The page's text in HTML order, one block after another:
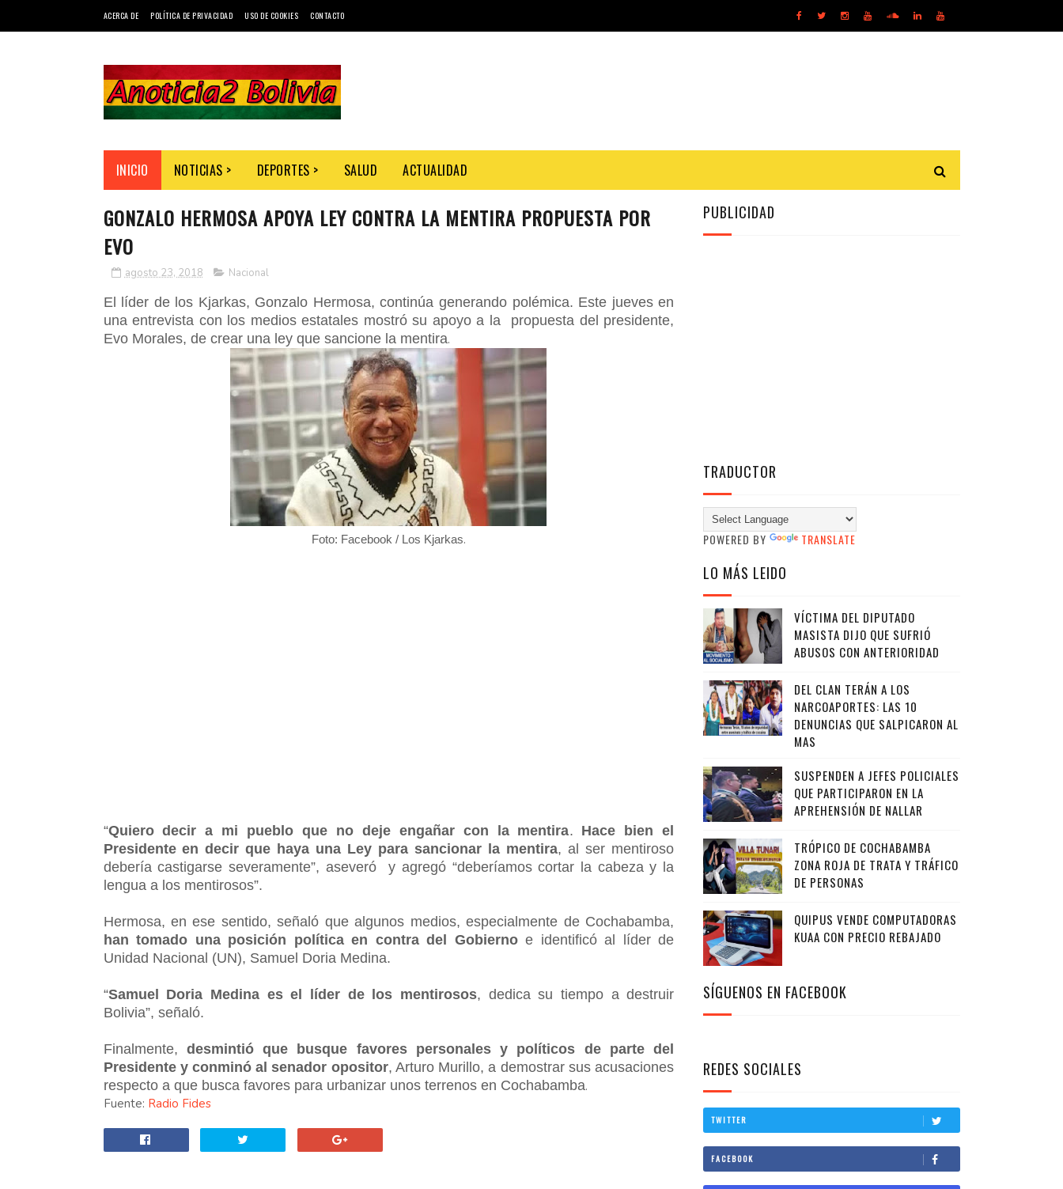
ACERCA DE POLÍTICA DE PRIVACIDAD USO DE COOKIES CONTACTO
INICIO NOTICIAS > DEPORTES > SALUD ACTUALIDAD
GONZALO HERMOSA APOYA LEY CONTRA LA MENTIRA PROPUESTA POR
EVO
agosto 23, 2018 Nacional
El líder de los Kjarkas, Gonzalo Hermosa, continúa generando polémica. Este jueves en
una entrevista con los medios estatales mostró su apoyo a la propuesta del presidente,
Evo Morales, de crear una ley que sancione la mentira.
Foto: Facebook / Los Kjarkas.
“Quiero decir a mi pueblo que no deje engañar con la mentira. Hace bien el
Presidente en decir que haya una Ley para sancionar la mentira, al ser mentiroso
debería castigarse severamente”, aseveró y agregó “deberíamos cortar la cabeza y la
lengua a los mentirosos”.
Hermosa, en ese sentido, señaló que algunos medios, especialmente de Cochabamba,
han tomado una posición política en contra del Gobiernoe identificó al líder de
Unidad Nacional (UN), Samuel Doria Medina.
“Samuel Doria Medina es el líder de los mentirosos, dedica su tiempo a destruir
Bolivia”, señaló.
Finalmente, desmintió que busque favores personales y políticos de parte del
Presidente y conminó al senador opositor, Arturo Murillo, a demostrar sus acusaciones
respecto a que busca favores para urbanizar unos terrenos en Cochabamba.
Fuente: Radio Fides
PUBLICIDAD
TRADUCTOR
POWERED BY TRANSLATE
LO MÁS LEIDO
VÍCTIMA DEL DIPUTADO
MASISTA DIJO QUE SUFRIÓ
ABUSOS CON ANTERIORIDAD
DEL CLAN TERÁN A LOS
NARCOAPORTES: LAS 10
DENUNCIAS QUE SALPICARON AL
MAS
SUSPENDEN A JEFES POLICIALES
QUE PARTICIPARON EN LA
APREHENSIÓN DE NALLAR
TRÓPICO DE COCHABAMBA
ZONA ROJA DE TRATA Y TRÁFICO
DE PERSONAS
QUIPUS VENDE COMPUTADORAS
KUAA CON PRECIO REBAJADO
SÍGUENOS EN FACEBOOK
REDES SOCIALES
TWITTER
FACEBOOK